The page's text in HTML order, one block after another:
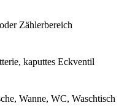
Zählerbereich
kaputtes Eckventil
Wanne, WC, Waschtisch